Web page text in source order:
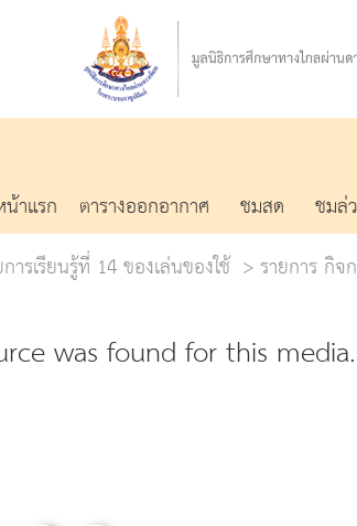
าแรก ตารางออกอากาศ ชมสด ชมล่
ารเรียนรู้ที่ 14 ของเล่นของใช้
รายการ กิจ
was found for this media.